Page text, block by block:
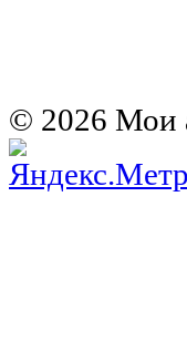
© 2026 Мои